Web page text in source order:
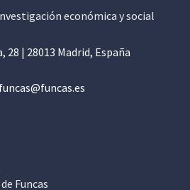
económica y social
28 | 28013 Madrid, España
funcas@funcas.es
Funcas